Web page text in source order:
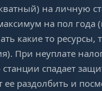
на личную
на пол года
какие то ресурсы,
При неуплате
станции спадает
ее раздолбить и